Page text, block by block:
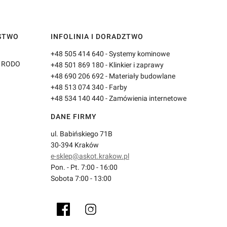
INFOLINIA I DORADZTWO
+48 505 414 640 - Systemy kominowe
+48 501 869 180 - Klinkier i zaprawy
+48 690 206 692 - Materiały budowlane
+48 513 074 340 - Farby
+48 534 140 440 - Zamówienia internetowe
DANE FIRMY
ul. Babińskiego 71B
30-394 Kraków
e-sklep@askot.krakow.pl
Pon. - Pt. 7:00 - 16:00
Sobota 7:00 - 13:00